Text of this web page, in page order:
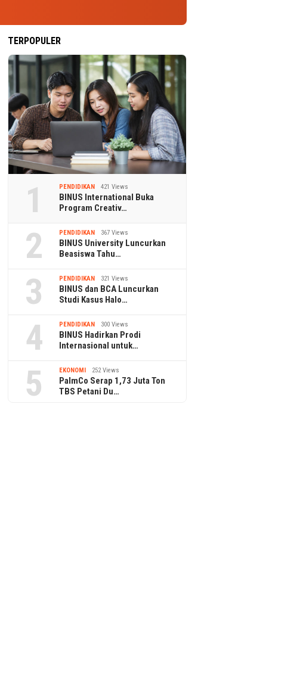
TERPOPULER
1 PENDIDIKAN 421 Views
BINUS International Buka
Program Creativ…
2 PENDIDIKAN 367 Views
BINUS University Luncurkan
Beasiswa Tahu…
3 PENDIDIKAN 321 Views
BINUS dan BCA Luncurkan
Studi Kasus Halo…
4 PENDIDIKAN 300 Views
BINUS Hadirkan Prodi
Internasional untuk…
5 EKONOMI 252 Views
PalmCo Serap 1,73 Juta Ton
TBS Petani Du…